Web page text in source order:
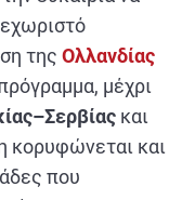
της Ολλανδίας
μέχρι
και
κορυφώνεται και
που